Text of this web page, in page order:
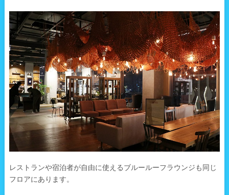
レストランや宿泊者が自由に使えるブルールーフラウンジも同じ
フロアにあります。